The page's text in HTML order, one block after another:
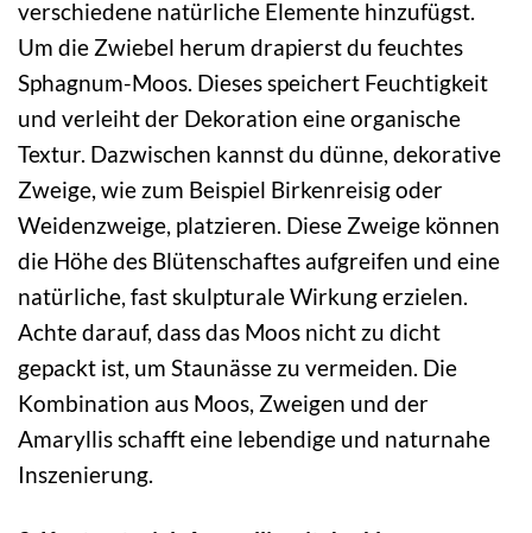
verschiedene natürliche Elemente hinzufügst.
Um die Zwiebel herum drapierst du feuchtes
Sphagnum-Moos. Dieses speichert Feuchtigkeit
und verleiht der Dekoration eine organische
Textur. Dazwischen kannst du dünne, dekorative
Zweige, wie zum Beispiel Birkenreisig oder
Weidenzweige, platzieren. Diese Zweige können
die Höhe des Blütenschaftes aufgreifen und eine
natürliche, fast skulpturale Wirkung erzielen.
Achte darauf, dass das Moos nicht zu dicht
gepackt ist, um Staunässe zu vermeiden. Die
Kombination aus Moos, Zweigen und der
Amaryllis schafft eine lebendige und naturnahe
Inszenierung.